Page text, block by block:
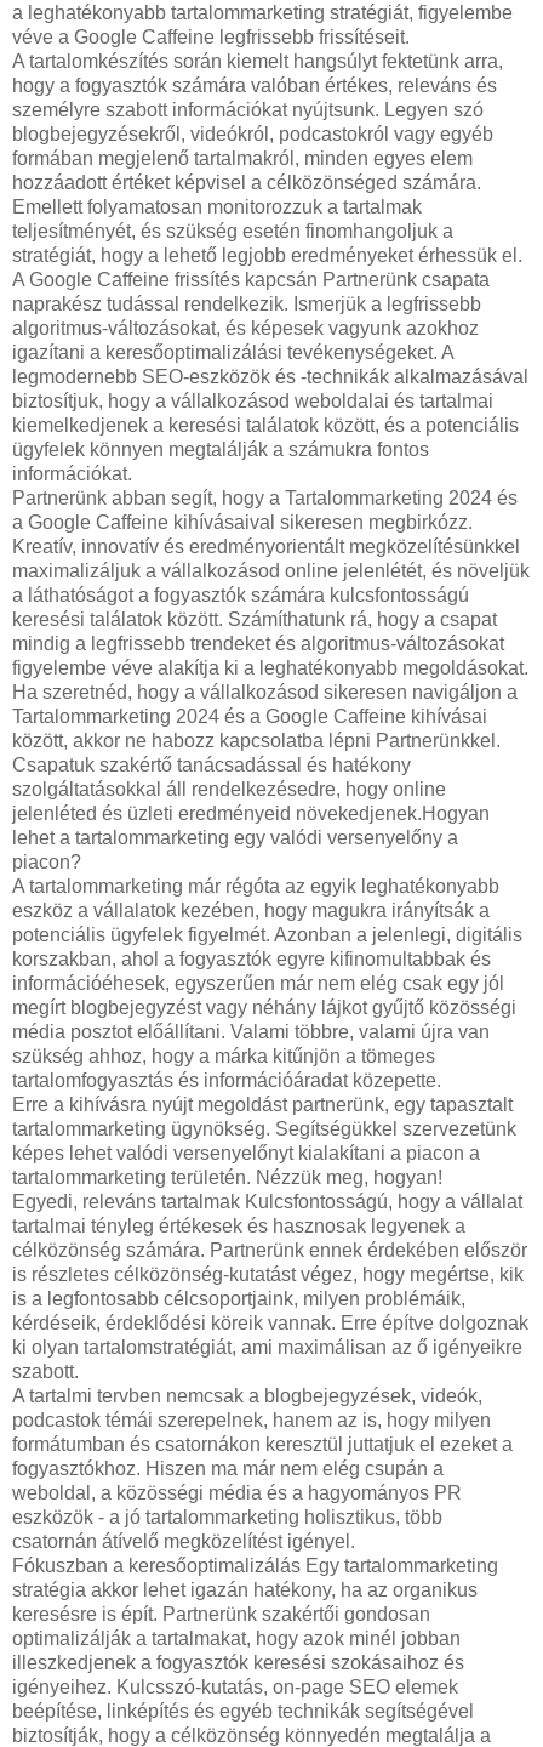
a leghatékonyabb tartalommarketing stratégiát, figyelembe
véve a Google Caffeine legfrissebb frissítéseit.
A tartalomkészítés során kiemelt hangsúlyt fektetünk arra,
hogy a fogyasztók számára valóban értékes, releváns és
személyre szabott információkat nyújtsunk. Legyen szó
blogbejegyzésekről, videókról, podcastokról vagy egyéb
formában megjelenő tartalmakról, minden egyes elem
hozzáadott értéket képvisel a célközönséged számára.
Emellett folyamatosan monitorozzuk a tartalmak
teljesítményét, és szükség esetén finomhangoljuk a
stratégiát, hogy a lehető legjobb eredményeket érhessük el.
A Google Caffeine frissítés kapcsán Partnerünk csapata
naprakész tudással rendelkezik. Ismerjük a legfrissebb
algoritmus-változásokat, és képesek vagyunk azokhoz
igazítani a keresőoptimalizálási tevékenységeket. A
legmodernebb SEO-eszközök és -technikák alkalmazásával
biztosítjuk, hogy a vállalkozásod weboldalai és tartalmai
kiemelkedjenek a keresési találatok között, és a potenciális
ügyfelek könnyen megtalálják a számukra fontos
információkat.
Partnerünk abban segít, hogy a Tartalommarketing 2024 és
a Google Caffeine kihívásaival sikeresen megbirkózz.
Kreatív, innovatív és eredményorientált megközelítésünkkel
maximalizáljuk a vállalkozásod online jelenlétét, és növeljük
a láthatóságot a fogyasztók számára kulcsfontosságú
keresési találatok között. Számíthatunk rá, hogy a csapat
mindig a legfrissebb trendeket és algoritmus-változásokat
figyelembe véve alakítja ki a leghatékonyabb megoldásokat.
Ha szeretnéd, hogy a vállalkozásod sikeresen navigáljon a
Tartalommarketing 2024 és a Google Caffeine kihívásai
között, akkor ne habozz kapcsolatba lépni Partnerünkkel.
Csapatuk szakértő tanácsadással és hatékony
szolgáltatásokkal áll rendelkezésedre, hogy online
jelenléted és üzleti eredményeid növekedjenek.Hogyan
lehet a tartalommarketing egy valódi versenyelőny a
piacon?
A tartalommarketing már régóta az egyik leghatékonyabb
eszköz a vállalatok kezében, hogy magukra irányítsák a
potenciális ügyfelek figyelmét. Azonban a jelenlegi, digitális
korszakban, ahol a fogyasztók egyre kifinomultabbak és
információéhesek, egyszerűen már nem elég csak egy jól
megírt blogbejegyzést vagy néhány lájkot gyűjtő közösségi
média posztot előállítani. Valami többre, valami újra van
szükség ahhoz, hogy a márka kitűnjön a tömeges
tartalomfogyasztás és információáradat közepette.
Erre a kihívásra nyújt megoldást partnerünk, egy tapasztalt
tartalommarketing ügynökség. Segítségükkel szervezetünk
képes lehet valódi versenyelőnyt kialakítani a piacon a
tartalommarketing területén. Nézzük meg, hogyan!
Egyedi, releváns tartalmak Kulcsfontosságú, hogy a vállalat
tartalmai tényleg értékesek és hasznosak legyenek a
célközönség számára. Partnerünk ennek érdekében először
is részletes célközönség-kutatást végez, hogy megértse, kik
is a legfontosabb célcsoportjaink, milyen problémáik,
kérdéseik, érdeklődési köreik vannak. Erre építve dolgoznak
ki olyan tartalomstratégiát, ami maximálisan az ő igényeikre
szabott.
A tartalmi tervben nemcsak a blogbejegyzések, videók,
podcastok témái szerepelnek, hanem az is, hogy milyen
formátumban és csatornákon keresztül juttatjuk el ezeket a
fogyasztókhoz. Hiszen ma már nem elég csupán a
weboldal, a közösségi média és a hagyományos PR
eszközök - a jó tartalommarketing holisztikus, több
csatornán átívelő megközelítést igényel.
Fókuszban a keresőoptimalizálás Egy tartalommarketing
stratégia akkor lehet igazán hatékony, ha az organikus
keresésre is épít. Partnerünk szakértői gondosan
optimalizálják a tartalmakat, hogy azok minél jobban
illeszkedjenek a fogyasztók keresési szokásaihoz és
igényeihez. Kulcsszó-kutatás, on-page SEO elemek
beépítése, linképítés és egyéb technikák segítségével
biztosítják, hogy a célközönség könnyedén megtalálja a